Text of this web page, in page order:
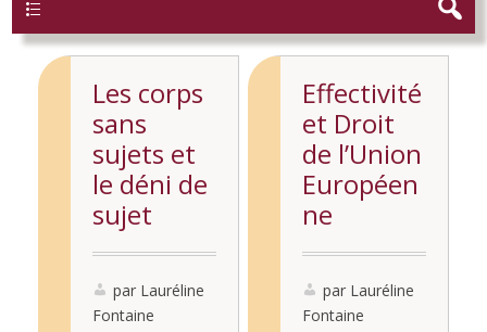
Les corps
sans
sujets et
le déni de
sujet
par Lauréline
Fontaine
Effectivité
et Droit
de l’Union
Européen
ne
par Lauréline
Fontaine